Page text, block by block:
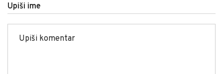
Upiši ime